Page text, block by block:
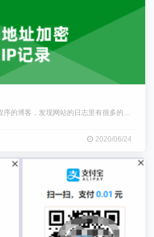
自己刚搭建了一个基于zblog程序的博客，发现网站的日志里有很多的后台
2020/06/24